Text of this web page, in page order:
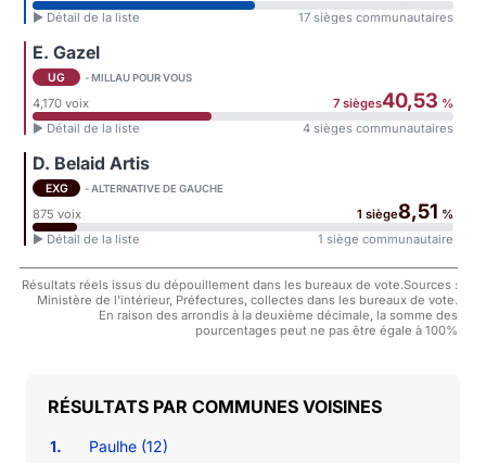
► Détail de la liste
17 sièges communautaires
E. Gazel
UG - MILLAU POUR VOUS
4,170 voix 7 sièges40,53 %
► Détail de la liste
4 sièges communautaires
D. Belaid Artis
EXG - ALTERNATIVE DE GAUCHE
875 voix 1 siège8,51 %
► Détail de la liste
1 siège communautaire
Résultats réels issus du dépouillement dans les bureaux de vote.Sources :
Ministère de l'intérieur, Préfectures, collectes dans les bureaux de vote.
En raison des arrondis à la deuxième décimale, la somme des
pourcentages peut ne pas être égale à 100%
COMMUNES VOISINES
1.
Paulhe (12)